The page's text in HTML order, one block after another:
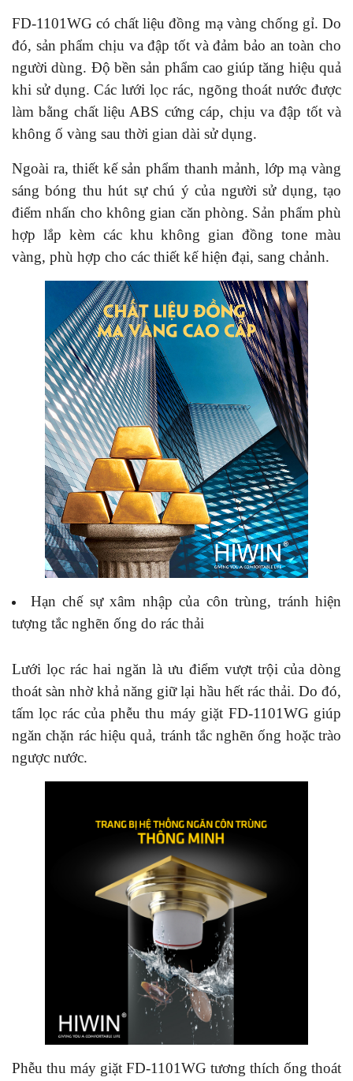
FD-1101WG có chất liệu đồng mạ vàng chống gỉ. Do
đó, sản phẩm chịu va đập tốt và đảm bảo an toàn cho
người dùng. Độ bền sản phẩm cao giúp tăng hiệu quả
khi sử dụng. Các lưới lọc rác, ngõng thoát nước được
làm bằng chất liệu ABS cứng cáp, chịu va đập tốt và
không ố vàng sau thời gian dài sử dụng.
Ngoài ra, thiết kế sản phẩm thanh mảnh, lớp mạ vàng
sáng bóng thu hút sự chú ý của người sử dụng, tạo
điểm nhấn cho không gian căn phòng. Sản phẩm phù
hợp lắp kèm các khu không gian đồng tone màu
vàng, phù hợp cho các thiết kế hiện đại, sang chảnh.
Hạn chế sự xâm nhập của côn trùng, tránh hiện
tượng tắc nghẽn ống do rác thải
Lưới lọc rác hai ngăn là ưu điểm vượt trội của dòng
thoát sàn nhờ khả năng giữ lại hầu hết rác thải. Do đó,
tấm lọc rác của phễu thu máy giặt FD-1101WG giúp
ngăn chặn rác hiệu quả, tránh tắc nghẽn ống hoặc trào
ngược nước.
Phễu thu máy giặt FD-1101WG tương thích ống thoát